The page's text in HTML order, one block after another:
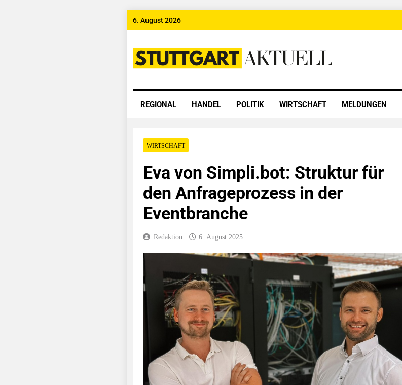
Skip
6. August 2026
Stuttgart Aktuell
REGIONAL HANDEL POLITIK WIRTSCHAFT MELDUNGEN
WIRTSCHAFT
Eva von Simpli.bot: Struktur für
den Anfrageprozess in der
Eventbranche
Redaktion 6. August 2025